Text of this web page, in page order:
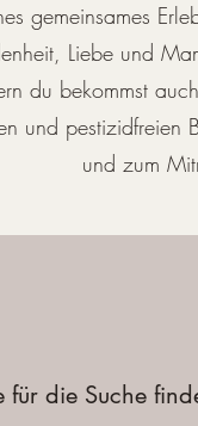
gemeinsames
Liebe und
du bekommst
und pestizidfreien
und zum
die Suche